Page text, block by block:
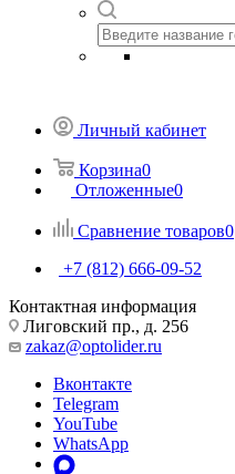
Личный кабинет
Корзина0
Отложенные0
Сравнение товаров0
+7 (812) 666-09-52
Контактная информация
Лиговский пр., д. 256
zakaz@optolider.ru
Вконтакте
Telegram
YouTube
WhatsApp